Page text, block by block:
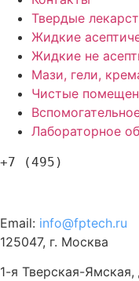
Твердые
Жидкие
Жидкие не
Мази, гели,
Чистые
Лабораторное
+7 (495)
Email: info@fptech.ru
125047, г. Москва
1-я Тверская-